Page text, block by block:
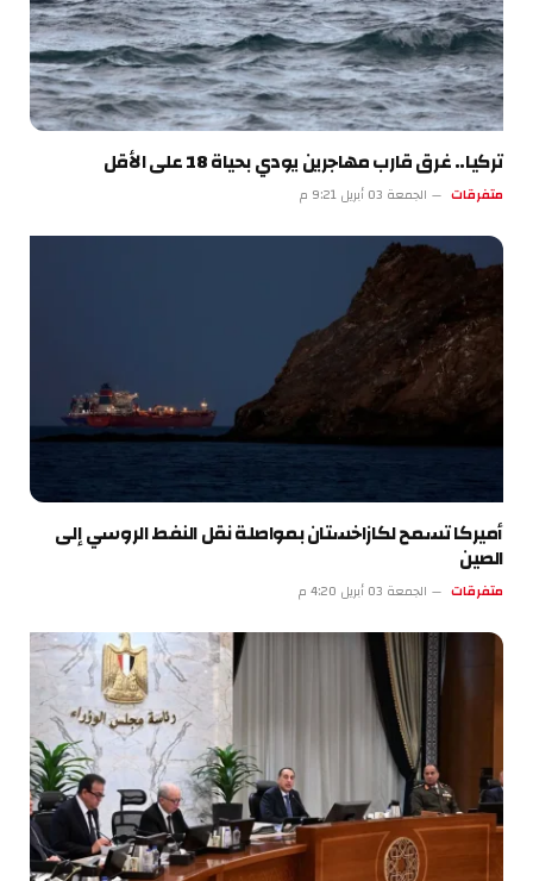
تركيا.. غرق قارب مهاجرين يودي بحياة 18 على الأقل
متفرقات الجمعة 03 أبريل 9:21 م
أميركا تسمح لكازاخستان بمواصلة نقل النفط الروسي إلى
الصين
متفرقات الجمعة 03 أبريل 4:20 م